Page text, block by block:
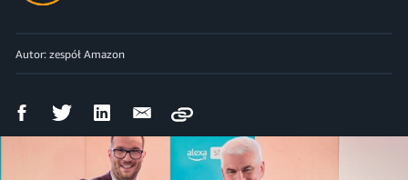
Autor: zespół Amazon
UdostępnijUdostępnij
Twitterze
Udostępnij
LinkedIn
Wyślij
Copy